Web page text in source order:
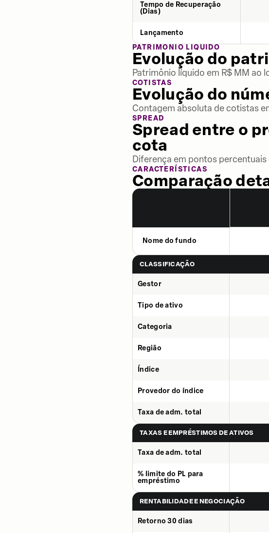
Tempo de Recuperação
(Dias)
Lançamento
PATRIMÔNIO LÍQUIDO
Evolução do
Patrimônio líquido em R$ MM ao
COTISTAS
Evolução do
Contagem absoluta de cotistas
SPREAD
Spread entre o
cota
Diferença em pontos
CARACTERÍSTICAS
Comparação
Nome do fundo
CLASSIFICAÇÃO
Gestor
Tipo de ativo
Categoria
Região
Índice
Provedor do índice
Taxa de adm. total
TAXAS E EMPRÉSTIMOS DE ATIVOS
Taxa de adm. total
% limite do PL para
empréstimo
RENTABILIDADE E NEGOCIAÇÃO
Retorno 30 dias